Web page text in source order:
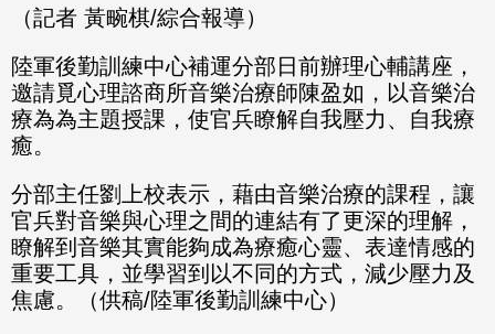
（記者 黃畹棋/綜合報導）
陸軍後勤訓練中心補運分部日前辦理心輔講座，
邀請覓心理諮商所音樂治療師陳盈如，以音樂治
療為為主題授課，使官兵瞭解自我壓力、自我療
癒。
分部主任劉上校表示，藉由音樂治療的課程，讓
官兵對音樂與心理之間的連結有了更深的理解，
瞭解到音樂其實能夠成為療癒心靈、表達情感的
重要工具，並學習到以不同的方式，減少壓力及
焦慮。（供稿/陸軍後勤訓練中心）